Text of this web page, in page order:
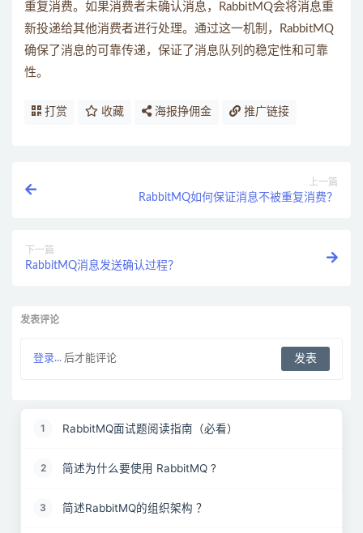
重复消费。如果消费者未确认消息，RabbitMQ会将消息重
新投递给其他消费者进行处理。通过这一机制，RabbitMQ
确保了消息的可靠传递，保证了消息队列的稳定性和可靠
性。
打赏 收藏 海报挣佣金 推广链接
上一篇
RabbitMQ如何保证消息不被重复消费？
下一篇
RabbitMQ消息发送确认过程？
发表评论
登录... 后才能评论
1 RabbitMQ面试题阅读指南（必看）
2 简述为什么要使用 RabbitMQ ?
3 简述RabbitMQ的组织架构 ？